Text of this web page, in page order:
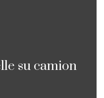
su camion